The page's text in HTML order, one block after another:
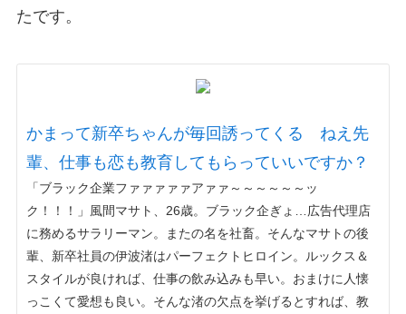
たです。
かまって新卒ちゃんが毎回誘ってくる ねえ先
輩、仕事も恋も教育してもらっていいですか？
「ブラック企業ファァァァァアァァ～～～～～～ッ
ク！！！」風間マサト、26歳。ブラック企ぎょ…広告代理店
に務めるサラリーマン。またの名を社畜。そんなマサトの後
輩、新卒社員の伊波渚はパーフェクトヒロイン。ルックス＆
スタイルが良ければ、仕事の飲み込みも早い。おまけに人懐
っこくて愛想も良い。そんな渚の欠点を挙げるとすれば、教